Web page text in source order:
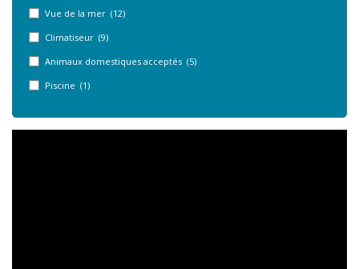
Vue de la mer (12)
Climatiseur (9)
Animaux domestiques acceptés (5)
Piscine (1)